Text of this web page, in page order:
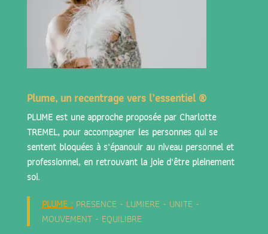
Plume, un recentrage vers l’essentiel ®
PLUME est une approche proposée par Charlotte
TREMEL, pour accompagner les personnes qui se
sentent bloquées à s'épanouir au niveau personnel et
professionnel, en retrouvant la joie d'être pleinement
soi.
PLUME: PRESENCE - LUMIERE - UNITE -
MOUVEMENT - EQUILIBRE